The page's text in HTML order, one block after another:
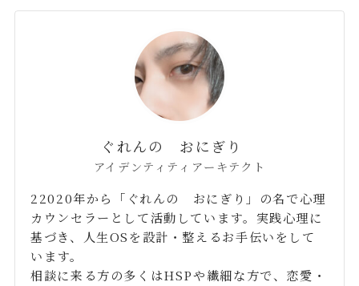
ぐれんの おにぎり
アイデンティティアーキテクト
22020年から「ぐれんの おにぎり」の名で心理
カウンセラーとして活動しています。実践心理に
基づき、人生OSを設計・整えるお手伝いをして
います。
相談に来る方の多くはHSPや繊細な方で、恋愛・